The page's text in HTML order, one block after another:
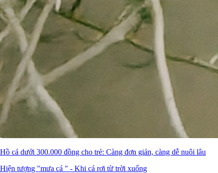
Hồ cá dưới 300.000 đồng cho trẻ: Càng đơn giản, càng dễ nuôi lâu
Hiện tượng "mưa cá " - Khi cá rơi từ trời xuống